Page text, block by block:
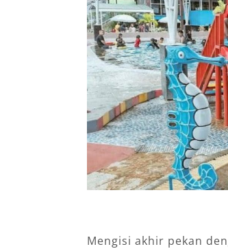
Mengisi akhir pekan